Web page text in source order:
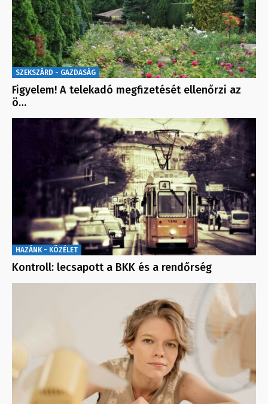
SZEKSZÁRD - GAZDASÁG
Figyelem! A telekadó megfizetését ellenőrzi az
ö…
HAZÁNK - KÖZÉLET
Kontroll: lecsapott a BKK és a rendőrség